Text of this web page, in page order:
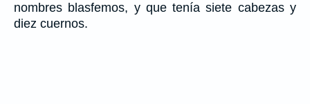
nombres blasfemos, y que tenía siete cabezas y
diez cuernos.